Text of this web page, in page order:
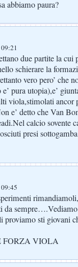
abbiamo paura?
due partite la cui
schierare la
vero pero’ che
pura utopia),e’
viola,stimolati ancor
e’ detto che Van
calcio sovente
presi
da
proviamo sti giovani
FORZA VIOLA